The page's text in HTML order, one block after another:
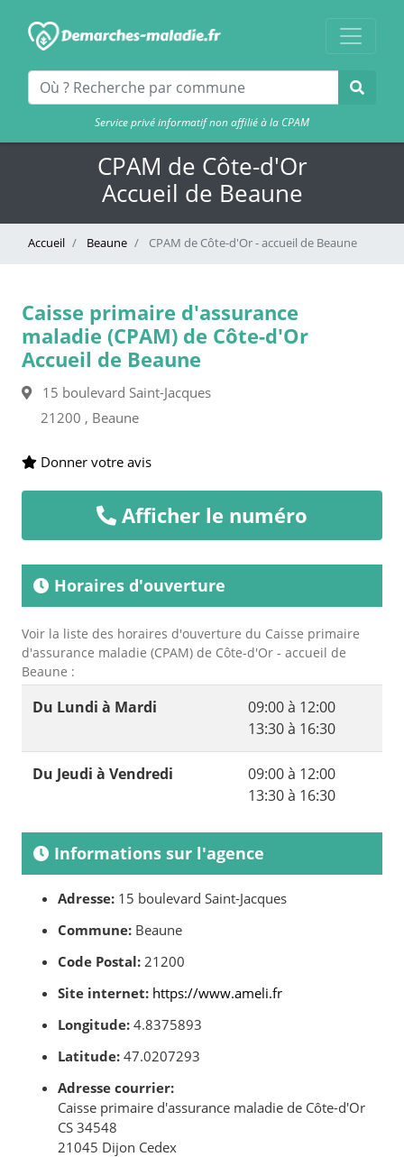
Service privé informatif non affilié à la CPAM
CPAM de Côte-d'Or
Accueil de Beaune
Accueil Beaune CPAM de Côte-d'Or - accueil de Beaune
Caisse primaire d'assurance
maladie (CPAM) de Côte-d'Or
Accueil de Beaune
15 boulevard Saint-Jacques
21200 , Beaune
Donner votre avis
Afficher le numéro
Horaires d'ouverture
Voir la liste des horaires d'ouverture du Caisse primaire
d'assurance maladie (CPAM) de Côte-d'Or - accueil de
Beaune :
Du Lundi à Mardi
09:00 à 12:00
13:30 à 16:30
Du Jeudi à Vendredi
09:00 à 12:00
13:30 à 16:30
Informations sur l'agence
Adresse: 15 boulevard Saint-Jacques
Commune: Beaune
Code Postal: 21200
Site internet: https://www.ameli.fr
Longitude: 4.8375893
Latitude: 47.0207293
Adresse courrier:
Caisse primaire d'assurance maladie de Côte-d'Or
CS 34548
21045 Dijon Cedex